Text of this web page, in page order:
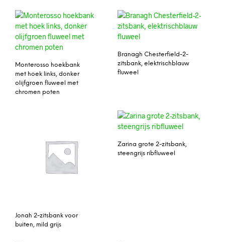
Monterosso hoekbank
met hoek links, donker
olijfgroen fluweel met
chromen poten
Branagh Chesterfield-2-
zitsbank, elektrischblauw
fluweel
Jonah 2-zitsbank voor
buiten, mild grijs
Zarina grote 2-zitsbank,
steengrijs ribfluweel